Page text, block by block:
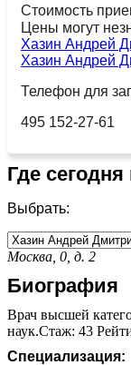
Стоимость
Цены могут
Хазин Андрей
Хазин Андрей
Телефон для
495 152-27-61
Где
Выбрать:
Москва, 0, д. 2
Биография
Врач высшей
наук.Стаж: 43
Специализация: